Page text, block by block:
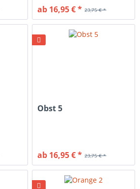
23,75 € *
ab 16,95 € *
Obst 5
23,75 € *
ab 16,95 € *